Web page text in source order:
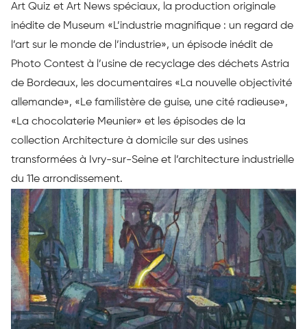
Art Quiz et Art News spéciaux, la production originale
inédite de Museum «L’industrie magnifique : un regard de
l’art sur le monde de l’industrie», un épisode inédit de
Photo Contest à l’usine de recyclage des déchets Astria
de Bordeaux, les documentaires «La nouvelle objectivité
allemande», «Le familistère de guise, une cité radieuse»,
«La chocolaterie Meunier» et les épisodes de la
collection Architecture à domicile sur des usines
transformées à Ivry-sur-Seine et l’architecture industrielle
du 11e arrondissement.